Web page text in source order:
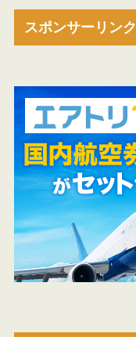
スポンサーリンク